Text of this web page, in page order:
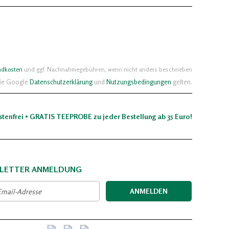
und ggf. Nachnahmegebühren, wenn nicht anders beschrieben
GoogleDatenschutzerklärungund Nutzungsbedingungen gelten.
• GRATIS TEEPROBE zu jeder Bestellung ab 35 Euro!
ANMELDUNG
ANMELDEN